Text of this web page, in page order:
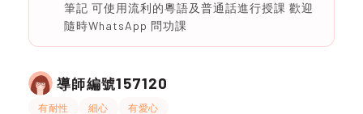
筆記 可使用流利的粵語及普通話進行授課 歡迎
隨時WhatsApp 問功課
導師編號157120
有耐性 細心 有愛心